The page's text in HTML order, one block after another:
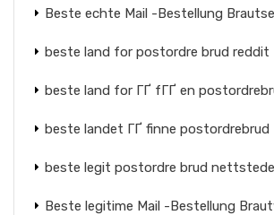
Beste echte Mail -Bestellung
beste land for postordre brud reddit
beste land for ГҐ fГҐ en
beste landet ГҐ finne postordrebrud
beste legit postordre brud
Beste legitime Mail -Bestellung